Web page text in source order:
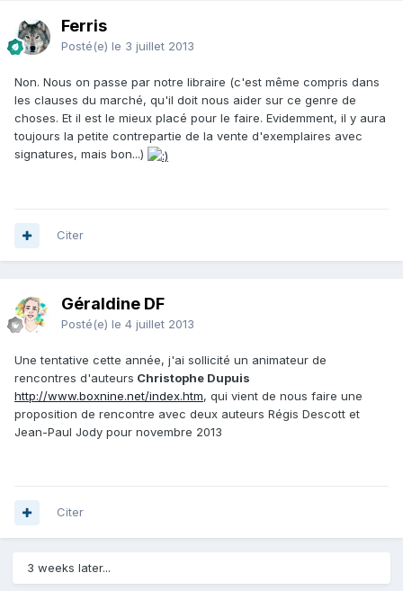
Ferris
Posté(e) le 3 juillet 2013
Non. Nous on passe par notre libraire (c'est même compris dans
les clauses du marché, qu'il doit nous aider sur ce genre de
choses. Et il est le mieux placé pour le faire. Evidemment, il y aura
toujours la petite contrepartie de la vente d'exemplaires avec
signatures, mais bon...)
Citer
Géraldine DF
Posté(e) le 4 juillet 2013
Une tentative cette année, j'ai sollicité un animateur de
rencontres d'auteurs Christophe Dupuis
http://www.boxnine.net/index.htm, qui vient de nous faire une
proposition de rencontre avec deux auteurs Régis Descott et
Jean-Paul Jody pour novembre 2013
Citer
3 weeks later...